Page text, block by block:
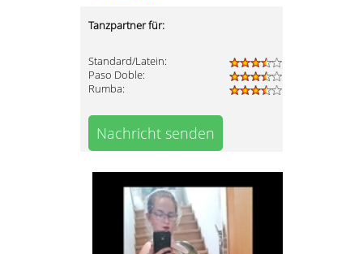
Tanzpartner für:
Standard/Latein:
Paso Doble:
Rumba:
Nachricht senden